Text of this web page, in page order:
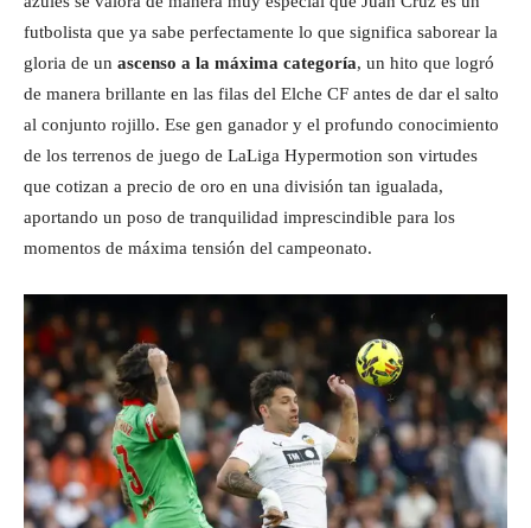
futbolista que ya sabe perfectamente lo que significa saborear la
gloria de un ascenso a la máxima categoría, un hito que logró
de manera brillante en las filas del Elche CF antes de dar el salto
al conjunto rojillo. Ese gen ganador y el profundo conocimiento
de los terrenos de juego de LaLiga Hypermotion son virtudes
que cotizan a precio de oro en una división tan igualada,
aportando un poso de tranquilidad imprescindible para los
momentos de máxima tensión del campeonato.